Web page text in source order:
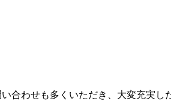
合わせも多くいただき、大変充実